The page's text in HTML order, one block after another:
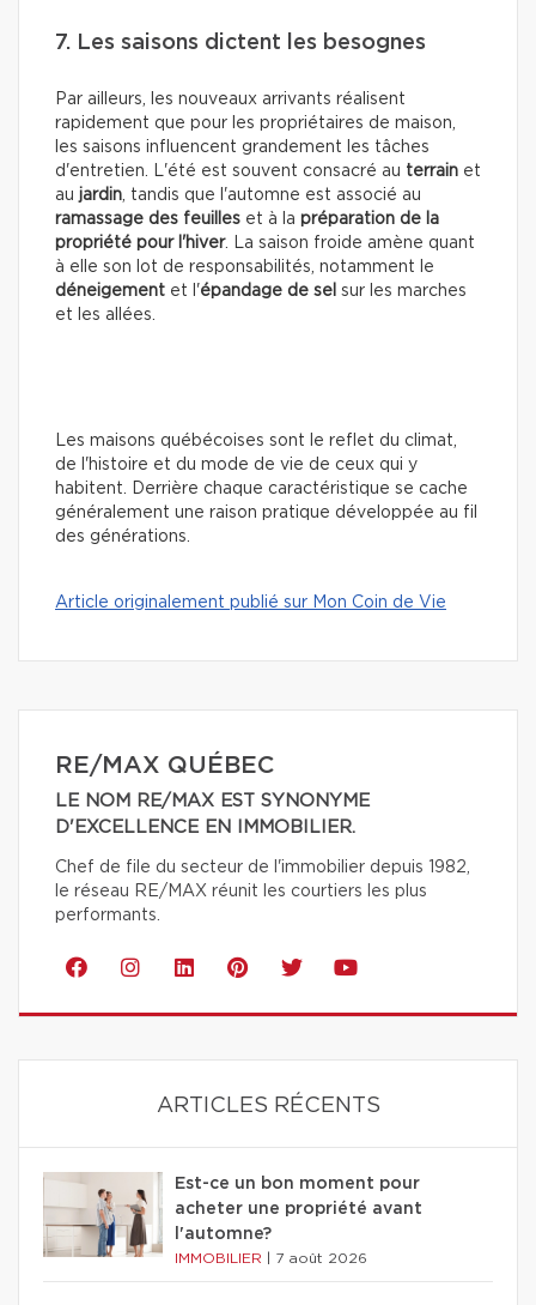
7. Les saisons dictent les besognes
Par ailleurs, les nouveaux arrivants réalisent
rapidement que pour les propriétaires de maison,
les saisons influencent grandement les tâches
d'entretien. L'été est souvent consacré au terrain et
au jardin, tandis que l'automne est associé au
ramassage des feuilles et à la préparation de la
propriété pour l'hiver. La saison froide amène quant
à elle son lot de responsabilités, notamment le
déneigement et l'épandage de sel sur les marches
et les allées.
Les maisons québécoises sont le reflet du climat,
de l'histoire et du mode de vie de ceux qui y
habitent. Derrière chaque caractéristique se cache
généralement une raison pratique développée au fil
des générations.
Article originalement publié sur Mon Coin de Vie
RE/MAX QUÉBEC
LE NOM RE/MAX EST SYNONYME
D'EXCELLENCE EN IMMOBILIER.
Chef de file du secteur de l'immobilier depuis 1982,
le réseau RE/MAX réunit les courtiers les plus
performants.
ARTICLES RÉCENTS
Est-ce un bon moment pour
acheter une propriété avant
l'automne?
IMMOBILIER 7 août 2026